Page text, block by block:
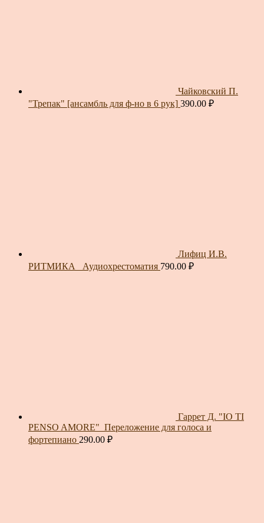
Чайковский П.
"Трепак" [ансамбль для ф-но в 6 рук] 390.00 ₽
Лифиц И.В.
РИТМИКА_ Аудиохрестоматия 790.00 ₽
Гаррет Д. "IO TI
PENSO AMORE"_Переложение для голоса и
фортепиано 290.00 ₽